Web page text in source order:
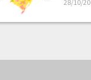
28/10/